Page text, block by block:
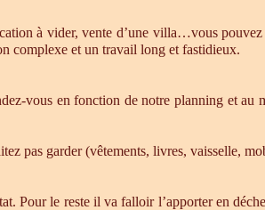
à vider, vente d’une villa…vous
complexe et un travail long et fastidieux.
vous en fonction de notre planning et au
pas garder (vêtements, livres, vaisselle,
Pour le reste il va falloir l’apporter en